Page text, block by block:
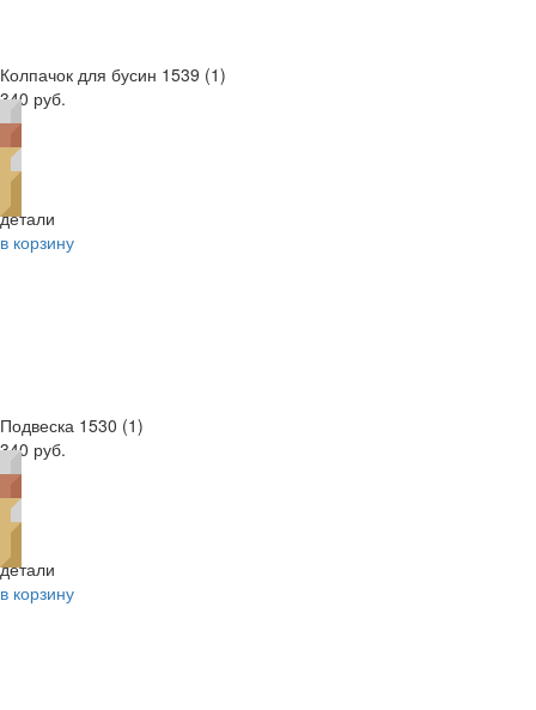
Колпачок для бусин 1539 (1)
340 руб.
детали
в корзину
Подвеска 1530 (1)
340 руб.
детали
в корзину